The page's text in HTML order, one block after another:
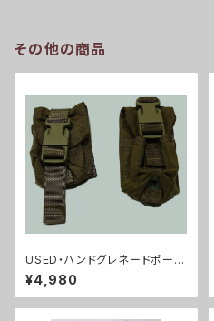
その他の商品
USED・ハンドグレネードポーチ
2個セット(A0031)
¥4,980